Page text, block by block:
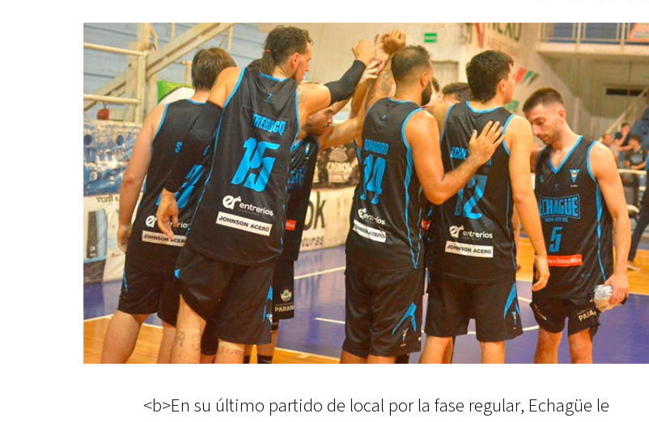
<b>En su último partido de local por la fase regular, Echagüe le